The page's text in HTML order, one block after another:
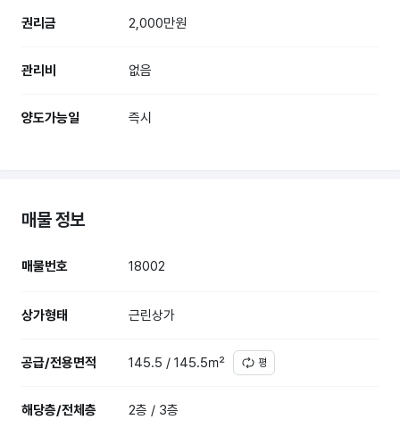
권리금 2,000만원
관리비 없음
양도가능일 즉시
매물 정보
매물번호 18002
상가형태 근린상가
공급/전용면적 145.5 / 145.5㎡ 평
해당층/전체층 2층 / 3층